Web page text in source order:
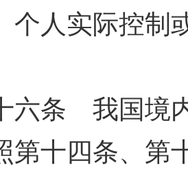
个人实际控制
条 我国境内
第十四条、第